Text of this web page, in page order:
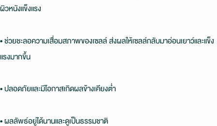
ผิวหนังแข็งแรง
• ช่วยชะลอความเสื่อมสภาพของเซลล์ ส่งผลให้เซลล์กลับมาอ่อนเยาว์และแข็ง
แรงมากขึ้น
• ปลอดภัยและมีโอกาสเกิดผลข้างเคียงต่ำ
• ผลลัพธ์อยู่ได้นานและดูเป็นธรรมชาติ